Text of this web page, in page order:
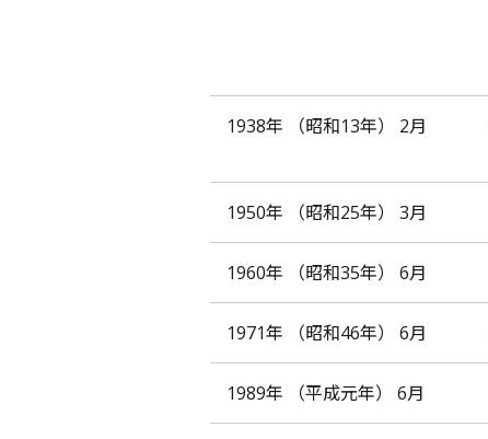
1938年 （昭和13年） 2月
1950年 （昭和25年） 3月
1960年 （昭和35年） 6月
1971年 （昭和46年） 6月
1989年 （平成元年） 6月